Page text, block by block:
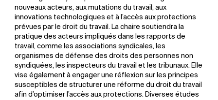
nouveaux acteurs, aux mutations du travail, aux
innovations technologiques et à l’accès aux protections
prévues par le droit du travail. La chaire soutiendra la
pratique des acteurs impliqués dans les rapports de
travail, comme les associations syndicales, les
organismes de défense des droits des personnes non
syndiquées, les inspecteurs du travail et les tribunaux. Elle
vise également à engager une réflexion sur les principes
susceptibles de structurer une réforme du droit du travail
afin d’optimiser l’accès aux protections. Diverses études